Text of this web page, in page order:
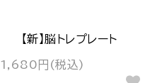
【新】脳トレプレート
1,680円(税込)